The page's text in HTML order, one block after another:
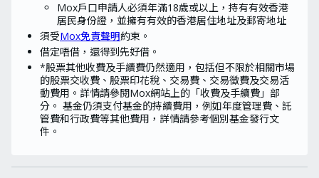
Mox戶口申請人必須年滿18歲或以上，持有有效香港
居民身份證，並擁有有效的香港居住地址及郵寄地址
須受Mox免責聲明約束。
借定唔借，還得到先好借。
*股票其他收費及手續費仍然適用，包括但不限於相關市場
的股票交收費、股票印花稅、交易費、交易徵費及交易活
動費用。詳情請參閱Mox網站上的「收費及手續費」部
分。 基金仍須支付基金的持續費用，例如年度管理費、託
管費和行政費等其他費用，詳情請參考個別基金發行文
件。